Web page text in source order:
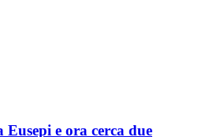
e ora cerca due